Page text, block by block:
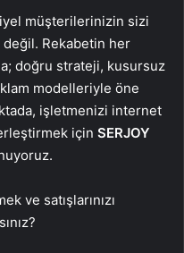
müşterilerinizin sizi
değil. Rekabetin her
doğru strateji, kusursuz
modelleriyle öne
işletmenizi internet
için SERJOY
ve satışlarınızı